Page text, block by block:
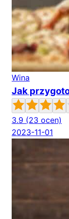
Wina
Jak
3.9 (23 ocen)
2023-11-01